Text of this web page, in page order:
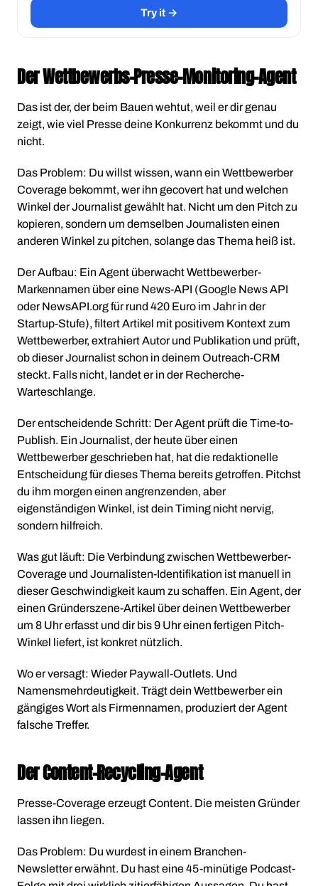
Try it →
Der Wettbewerbs-Presse-Monitoring-Agent
Das ist der, der beim Bauen wehtut, weil er dir genau
zeigt, wie viel Presse deine Konkurrenz bekommt und du
nicht.
Das Problem: Du willst wissen, wann ein Wettbewerber
Coverage bekommt, wer ihn gecovert hat und welchen
Winkel der Journalist gewählt hat. Nicht um den Pitch zu
kopieren, sondern um demselben Journalisten einen
anderen Winkel zu pitchen, solange das Thema heiß ist.
Der Aufbau: Ein Agent überwacht Wettbewerber-
Markennamen über eine News-API (Google News API
oder NewsAPI.org für rund 420 Euro im Jahr in der
Startup-Stufe), filtert Artikel mit positivem Kontext zum
Wettbewerber, extrahiert Autor und Publikation und prüft,
ob dieser Journalist schon in deinem Outreach-CRM
steckt. Falls nicht, landet er in der Recherche-
Warteschlange.
Der entscheidende Schritt: Der Agent prüft die Time-to-
Publish. Ein Journalist, der heute über einen
Wettbewerber geschrieben hat, hat die redaktionelle
Entscheidung für dieses Thema bereits getroffen. Pitchst
du ihm morgen einen angrenzenden, aber
eigenständigen Winkel, ist dein Timing nicht nervig,
sondern hilfreich.
Was gut läuft: Die Verbindung zwischen Wettbewerber-
Coverage und Journalisten-Identifikation ist manuell in
dieser Geschwindigkeit kaum zu schaffen. Ein Agent, der
einen Gründerszene-Artikel über deinen Wettbewerber
um 8 Uhr erfasst und dir bis 9 Uhr einen fertigen Pitch-
Winkel liefert, ist konkret nützlich.
Wo er versagt: Wieder Paywall-Outlets. Und
Namensmehrdeutigkeit. Trägt dein Wettbewerber ein
gängiges Wort als Firmennamen, produziert der Agent
falsche Treffer.
Der Content-Recycling-Agent
Presse-Coverage erzeugt Content. Die meisten Gründer
lassen ihn liegen.
Das Problem: Du wurdest in einem Branchen-
Newsletter erwähnt. Du hast eine 45-minütige Podcast-